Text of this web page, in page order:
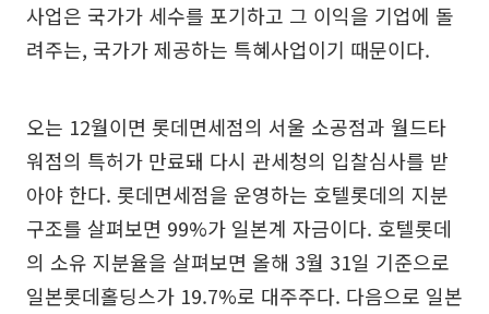
사업은 국가가 세수를 포기하고 그 이익을 기업에 돌
려주는, 국가가 제공하는 특혜사업이기 때문이다.
오는 12월이면 롯데면세점의 서울 소공점과 월드타
워점의 특허가 만료돼 다시 관세청의 입찰심사를 받
아야 한다. 롯데면세점을 운영하는 호텔롯데의 지분
구조를 살펴보면 99%가 일본계 자금이다. 호텔롯데
의 소유 지분율을 살펴보면 올해 3월 31일 기준으로
일본롯데홀딩스가 19.7%로 대주주다. 다음으로 일본